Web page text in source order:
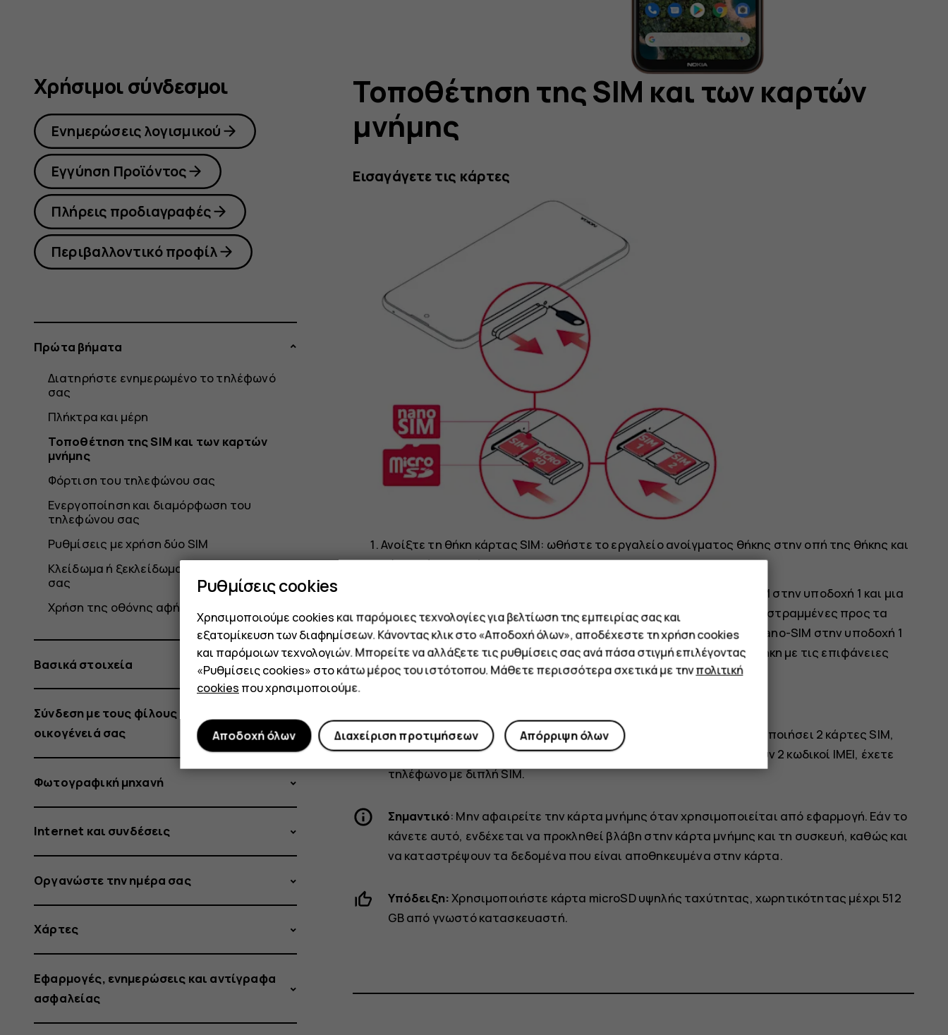
Τοποθέτηση της SIM και των καρτών
μνήμης
Εισαγάγετε τις κάρτες
Ανοίξτε τη θήκη κάρτας SIM: ωθήστε το εργαλείο ανοίγματος θήκης στην οπή της θήκης και
σύρετε έξω τη θήκη.
Εάν έχετε τηλέφωνο με μονή SIM, τοποθετήστε μια κάρτα nano-SIM στην υποδοχή 1 και μια
κάρτα μνήμης στην υποδοχή 2 στη θήκη με τις επιφάνειες επαφής στραμμένες προς τα
κάτω. Εάν έχετε τηλέφωνο με διπλή SIM, τοποθετήστε μια κάρτα nano-SIM στην υποδοχή 1
και είτε μια δεύτερη SIM ή μια κάρτα μνήμης στην υποδοχή 2 στη θήκη με τις επιφάνειες
επαφής στραμμένες προς τα κάτω.
Συμβουλή:Για να μάθετε εάν το τηλέφωνό σας μπορεί να χρησιμοποιήσει 2 κάρτες SIM,
δείτε την ετικέτα στο κουτί πωλήσεων. Εάν στην ετικέτα υπάρχουν 2 κωδικοί ΙΜΕΙ, έχετε
τηλέφωνο με διπλή SIM.
Σημαντικό: Μην αφαιρείτε την κάρτα μνήμης όταν χρησιμοποιείται από εφαρμογή. Εάν το
κάνετε αυτό, ενδέχεται να προκληθεί βλάβη στην κάρτα μνήμης και τη συσκευή, καθώς και
να καταστρέψουν τα δεδομένα που είναι αποθηκευμένα στην κάρτα.
Υπόδειξη:Χρησιμοποιήστε κάρτα microSD υψηλής ταχύτητας, χωρητικότητας μέχρι 512
GB από γνωστό κατασκευαστή.
Χρήσιμοι σύνδεσμοι
Ενημερώσεις λογισμικού
Εγγύηση Προϊόντος
Πλήρεις προδιαγραφές
Περιβαλλοντικό προφίλ
Πρώτα βήματα
Διατηρήστε ενημερωμένο το τηλέφωνό
σας
Πλήκτρα και μέρη
Τοποθέτηση της SIM και των καρτών
μνήμης
Φόρτιση του τηλεφώνου σας
Ενεργοποίηση και διαμόρφωση του
τηλεφώνου σας
Ρυθμίσεις με χρήση δύο SIM
Κλείδωμα ή ξεκλείδωμα του τηλεφώνου
σας
Χρήση της οθόνης αφής
Βασικά στοιχεία
Σύνδεση με τους φίλους και την
οικογένειά σας
Φωτογραφική μηχανή
Internet και συνδέσεις
Οργανώστε την ημέρα σας
Χάρτες
Εφαρμογές, ενημερώσεις και αντίγραφα
ασφαλείας
Ρυθμίσεις cookies
Χρησιμοποιούμε cookies και παρόμοιες τεχνολογίες για βελτίωση της εμπειρίας σας και
εξατομίκευση των διαφημίσεων. Κάνοντας κλικ στο «Αποδοχή όλων», αποδέχεστε τη χρήση cookies
και παρόμοιων τεχνολογιών. Μπορείτε να αλλάξετε τις ρυθμίσεις σας ανά πάσα στιγμή επιλέγοντας
«Ρυθμίσεις cookies» στο κάτω μέρος του ιστότοπου. Μάθετε περισσότερα σχετικά με τηνπολιτική
cookies που χρησιμοποιούμε.
Απόρριψη όλων
Διαχείριση προτιμήσεων
Αποδοχή όλων